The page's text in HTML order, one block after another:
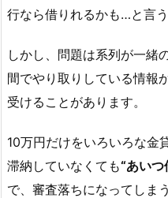
行なら借りれるかも…と言う
しかし、問題は系列が一緒
間でやり取りしている情報
受けることがあります。
10万円だけをいろいろな金
滞納していなくても“あいつ
で、審査落ちになってしま